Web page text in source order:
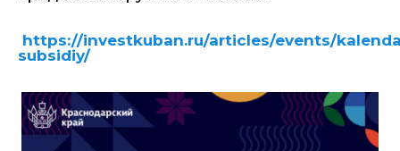
https://investkuban.ru/articles/events/
subsidiy/